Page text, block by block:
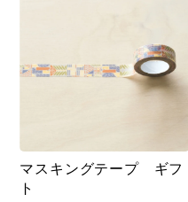
マスキングテープ ギフ
ト